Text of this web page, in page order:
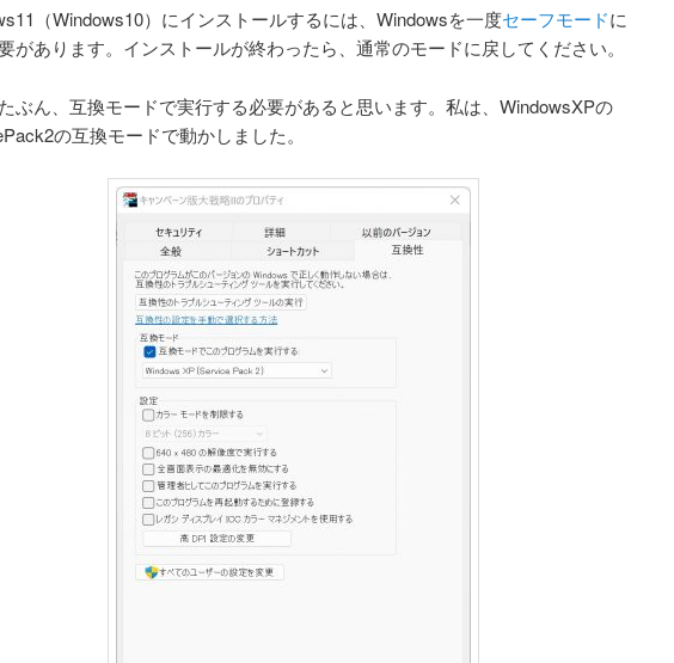
（Windows10）にインストールするには、Windowsを一度セーフモードに
があります。インストールが終わったら、通常のモードに戻してください。
ぶん、互換モードで実行する必要があると思います。私は、WindowsXPの
の互換モードで動かしました。